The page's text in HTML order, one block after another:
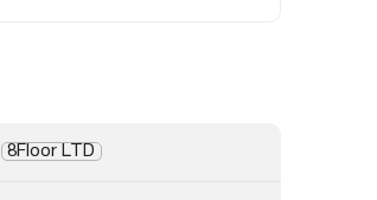
8Floor LTD